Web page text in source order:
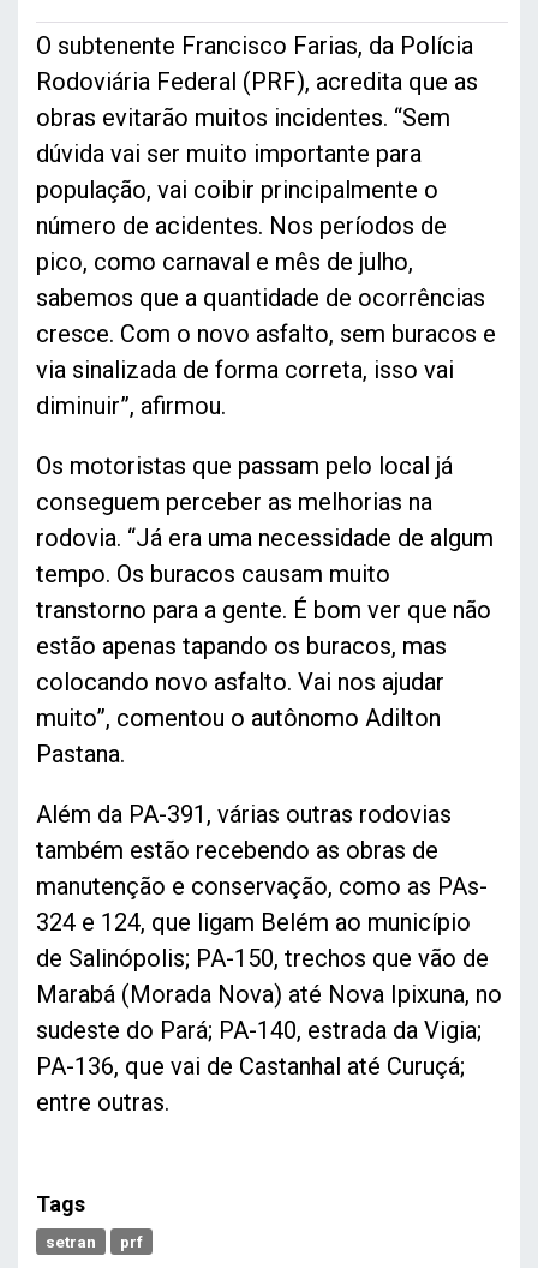
O subtenente Francisco Farias, da Polícia
Rodoviária Federal (PRF), acredita que as
obras evitarão muitos incidentes. “Sem
dúvida vai ser muito importante para
população, vai coibir principalmente o
número de acidentes. Nos períodos de
pico, como carnaval e mês de julho,
sabemos que a quantidade de ocorrências
cresce. Com o novo asfalto, sem buracos e
via sinalizada de forma correta, isso vai
diminuir”, afirmou.
Os motoristas que passam pelo local já
conseguem perceber as melhorias na
rodovia. “Já era uma necessidade de algum
tempo. Os buracos causam muito
transtorno para a gente. É bom ver que não
estão apenas tapando os buracos, mas
colocando novo asfalto. Vai nos ajudar
muito”, comentou o autônomo Adilton
Pastana.
Além da PA-391, várias outras rodovias
também estão recebendo as obras de
manutenção e conservação, como as PAs-
324 e 124, que ligam Belém ao município
de Salinópolis; PA-150, trechos que vão de
Marabá (Morada Nova) até Nova Ipixuna, no
sudeste do Pará; PA-140, estrada da Vigia;
PA-136, que vai de Castanhal até Curuçá;
entre outras.
Tags
setran prf